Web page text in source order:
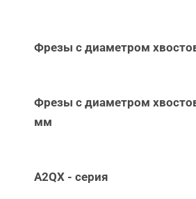
Фрезы с диаметром
Фрезы с диаметром
мм
A2QX - серия